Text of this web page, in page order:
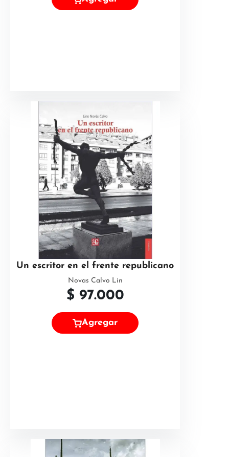
Un escritor en el frente republicano
Novas Calvo Lin
$ 97.000
Agregar